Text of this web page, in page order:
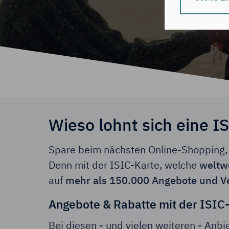
individuelle
Nähere
der
der
Hinweis zum
Daten
Durch Klick auf
erforderlichen
Du bestätigst
Wieso lohnt sich eine
Spare beim nächsten Online-
Denn mit der ISIC-Karte, welche
auf mehr als 150.000 Angebote und
Angebote & Rabatte mit der
Bei diesen - und vielen weiteren -